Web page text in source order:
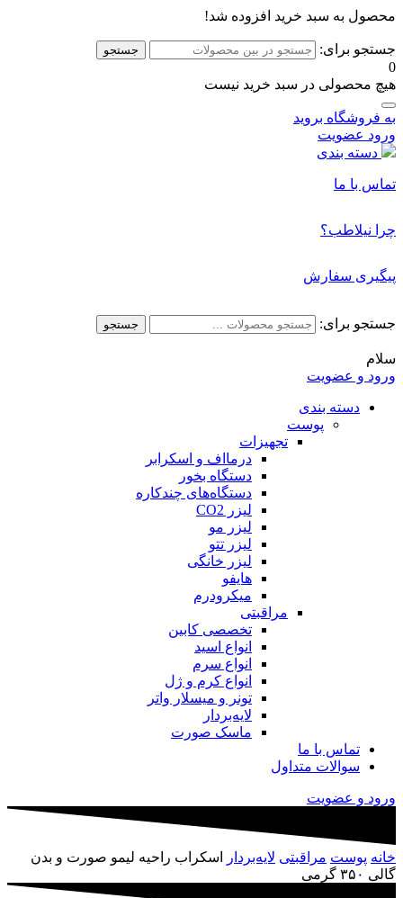
محصول به سبد خرید افزوده شد!
جستجو برای: جستجو
0
هیچ محصولی در سبد خرید نیست
به فروشگاه بروید
ورود عضویت
دسته بندی
تماس با ما
چرا نیلاطب؟
پیگیری سفارش
جستجو برای: جستجو
سلام
ورود و عضویت
دسته بندی
پوست
تجهیزات
درمااف و اسکرابر
دستگاه بخور
دستگاه‌های چندکاره
لیزر CO2
لیزر مو
لیزر تتو
لیزر خانگی
هایفو
میکرودرم
مراقبتی
تخصصی کابین
انواع اسید
انواع سرم
انواع کرم و ژل
تونر و میسلار واتر
لایه‌بردار
ماسک صورت
تماس با ما
سوالات متداول
ورود و عضویت
خانه پوست مراقبتی لایه‌بردار
اسکراب راحیه لیمو صورت و بدن
گالی ۳۵۰ گرمی